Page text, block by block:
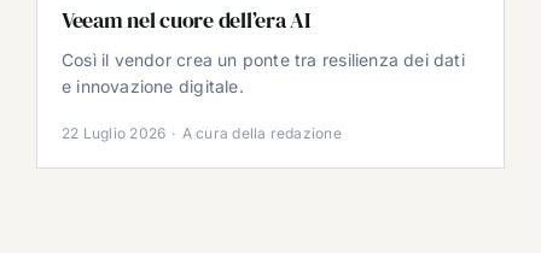
Veeam nel cuore dell’era AI
Così il vendor crea un ponte tra resilienza dei dati
e innovazione digitale.
22 Luglio 2026 · A cura della redazione